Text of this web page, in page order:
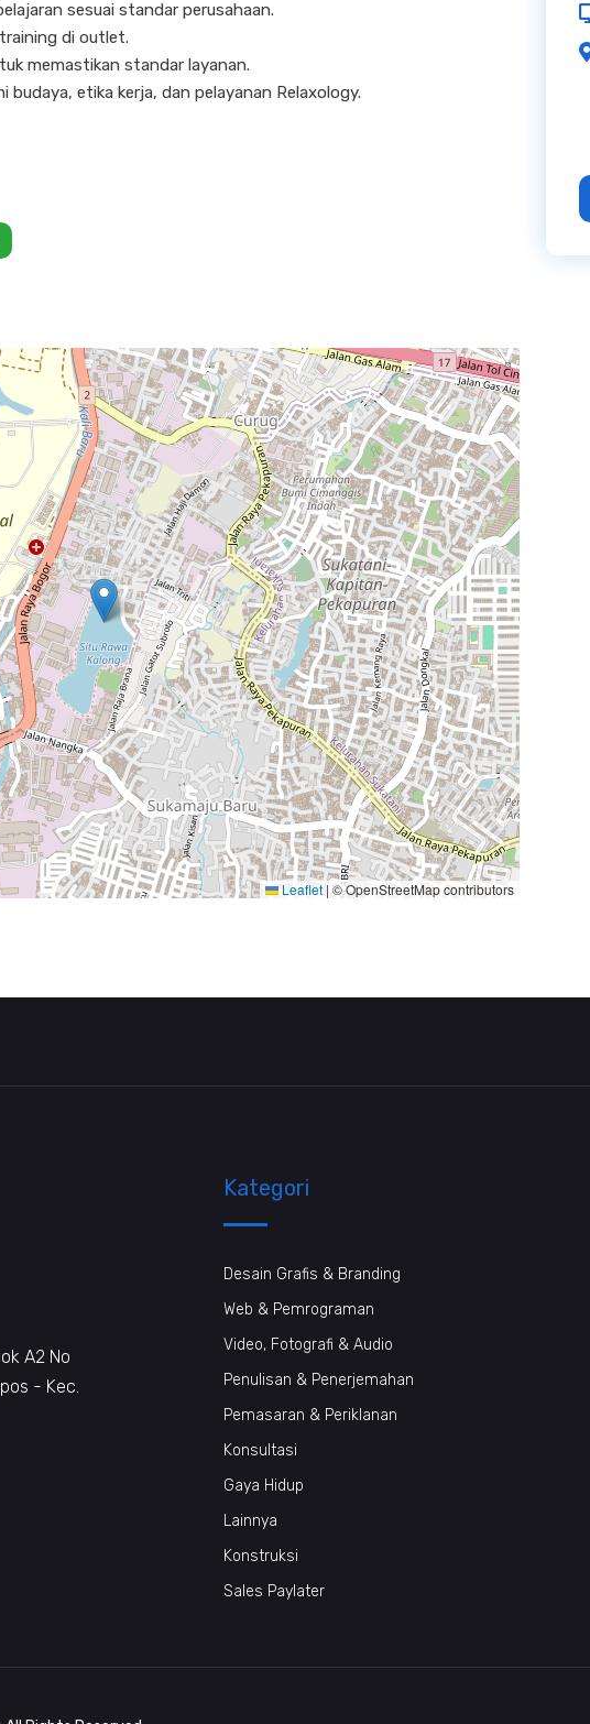
sesuai standar perusahaan.
di outlet.
memastikan standar layanan.
etika kerja, dan pelayanan Relaxology.
Leaflet | © OpenStreetMap contributors
A2 No
- Kec.
Kategori
Desain Grafis & Branding
Web & Pemrograman
Video, Fotografi & Audio
Penulisan & Penerjemahan
Pemasaran & Periklanan
Konsultasi
Gaya Hidup
Lainnya
Konstruksi
Sales Paylater